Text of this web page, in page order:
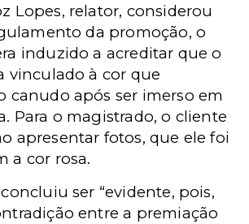
Lopes, relator, considerou
da promoção, o
induzido a acreditar que o
vinculado à cor que
canudo após ser imerso em
Para o magistrado, o cliente
apresentar fotos, que ele foi
a cor rosa.
ser “evidente, pois,
entre a premiação